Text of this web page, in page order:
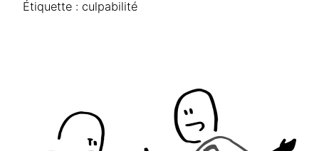
Étiquette : culpabilité